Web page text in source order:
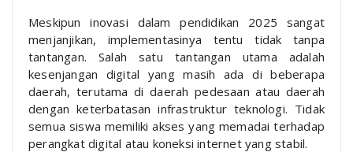
Meskipun inovasi dalam pendidikan 2025 sangat
menjanjikan, implementasinya tentu tidak tanpa
tantangan. Salah satu tantangan utama adalah
kesenjangan digital yang masih ada di beberapa
daerah, terutama di daerah pedesaan atau daerah
dengan keterbatasan infrastruktur teknologi. Tidak
semua siswa memiliki akses yang memadai terhadap
perangkat digital atau koneksi internet yang stabil.